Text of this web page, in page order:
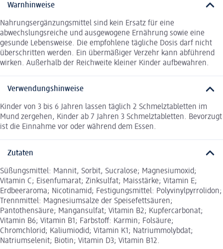
Warnhinweise
Nahrungsergänzungsmittel sind kein Ersatz für eine
abwechslungsreiche und ausgewogene Ernährung sowie eine
gesunde Lebensweise. Die empfohlene tägliche Dosis darf nicht
überschritten werden. Ein übermäßiger Verzehr kann abführend
wirken. Außerhalb der Reichweite kleiner Kinder aufbewahren.
Verwendungshinweise
Kinder von 3 bis 6 Jahren lassen täglich 2 Schmelztabletten im
Mund zergehen, Kinder ab 7 Jahren 3 Schmelztabletten. Bevorzugt
ist die Einnahme vor oder während dem Essen.
Zutaten
Süßungsmittel: Mannit, Sorbit, Sucralose; Magnesiumoxid;
Vitamin C; Eisenfumarat; Zinksulfat; Maisstärke; Vitamin E;
Erdbeeraroma; Nicotinamid; Festigungsmittel: Polyvinylpyrrolidon;
Trennmittel: Magnesiumsalze der Speisefettsäuren;
Pantothensäure; Mangansulfat; Vitamin B2; Kupfercarbonat;
Vitamin B6; Vitamin B1; Farbstoff: Karmin; Folsäure;
Chromchlorid; Kaliumiodid; Vitamin K1; Natriummolybdat;
Natriumselenit; Biotin; Vitamin D3; Vitamin B12.